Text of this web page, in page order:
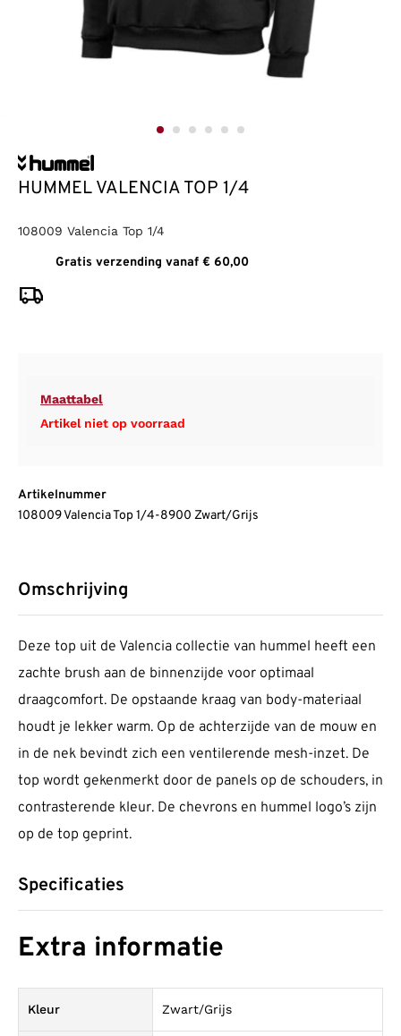
HUMMEL VALENCIA TOP 1/4
108009 Valencia Top 1/4
Gratis verzending vanaf € 60,00
Maattabel
Artikel niet op voorraad
Artikelnummer
108009 Valencia Top 1/4-8900 Zwart/Grijs
Omschrijving
Deze top uit de Valencia collectie van hummel heeft een
zachte brush aan de binnenzijde voor optimaal
draagcomfort. De opstaande kraag van body-materiaal
houdt je lekker warm. Op de achterzijde van de mouw en
in de nek bevindt zich een ventilerende mesh-inzet. De
top wordt gekenmerkt door de panels op de schouders, in
contrasterende kleur. De chevrons en hummel logo’s zijn
op de top geprint.
Specificaties
Extra informatie
Kleur Zwart/Grijs